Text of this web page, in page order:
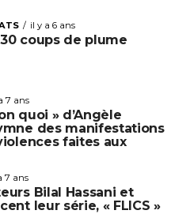
il y a 6 ans
coups de plume
7 ans
quoi » d’Angèle
des manifestations
faites aux
7 ans
Bilal Hassani et
leur série, « FLICS »